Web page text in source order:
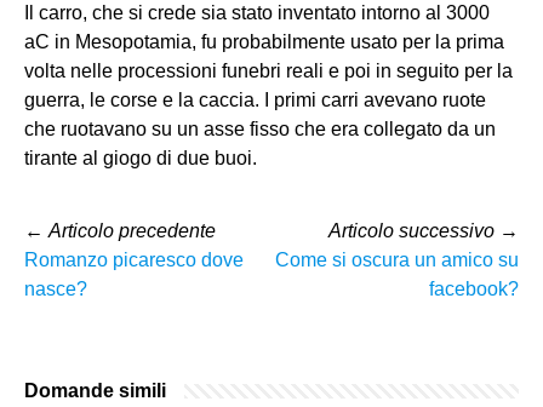
Il carro, che si crede sia stato inventato intorno al 3000
aC in Mesopotamia, fu probabilmente usato per la prima
volta nelle processioni funebri reali e poi in seguito per la
guerra, le corse e la caccia. I primi carri avevano ruote
che ruotavano su un asse fisso che era collegato da un
tirante al giogo di due buoi.
← Articolo precedente
Romanzo picaresco dove
nasce?
Articolo successivo →
Come si oscura un amico su
facebook?
Domande simili